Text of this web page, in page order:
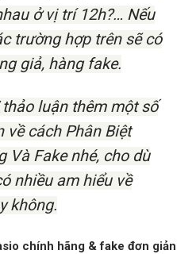
ở vị trí 12h?… Nếu
trường hợp trên sẽ có
giả, hàng fake.
luận thêm một số
về cách Phân Biệt
Và Fake nhé, cho dù
nhiều am hiểu về
không.
chính hãng & fake đơn giản